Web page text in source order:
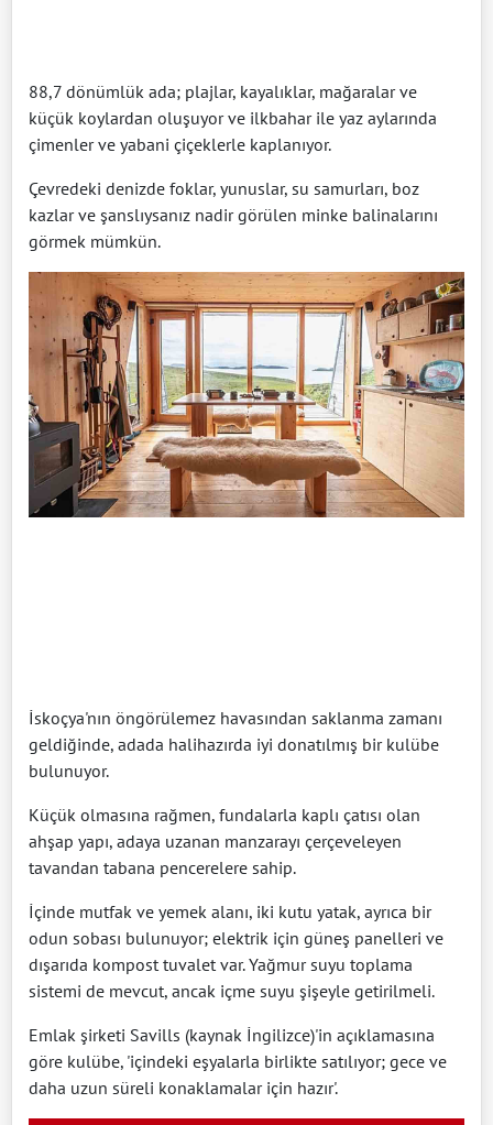
88,7 dönümlük ada; plajlar, kayalıklar, mağaralar ve
küçük koylardan oluşuyor ve ilkbahar ile yaz aylarında
çimenler ve yabani çiçeklerle kaplanıyor.
Çevredeki denizde foklar, yunuslar, su samurları, boz
kazlar ve şanslıysanız nadir görülen minke balinalarını
görmek mümkün.
İskoçya'nın öngörülemez havasından saklanma zamanı
geldiğinde, adada halihazırda iyi donatılmış bir kulübe
bulunuyor.
Küçük olmasına rağmen, fundalarla kaplı çatısı olan
ahşap yapı, adaya uzanan manzarayı çerçeveleyen
tavandan tabana pencerelere sahip.
İçinde mutfak ve yemek alanı, iki kutu yatak, ayrıca bir
odun sobası bulunuyor; elektrik için güneş panelleri ve
dışarıda kompost tuvalet var. Yağmur suyu toplama
sistemi de mevcut, ancak içme suyu şişeyle getirilmeli.
Emlak şirketi Savills (kaynak İngilizce)'in açıklamasına
göre kulübe, 'içindeki eşyalarla birlikte satılıyor; gece ve
daha uzun süreli konaklamalar için hazır'.